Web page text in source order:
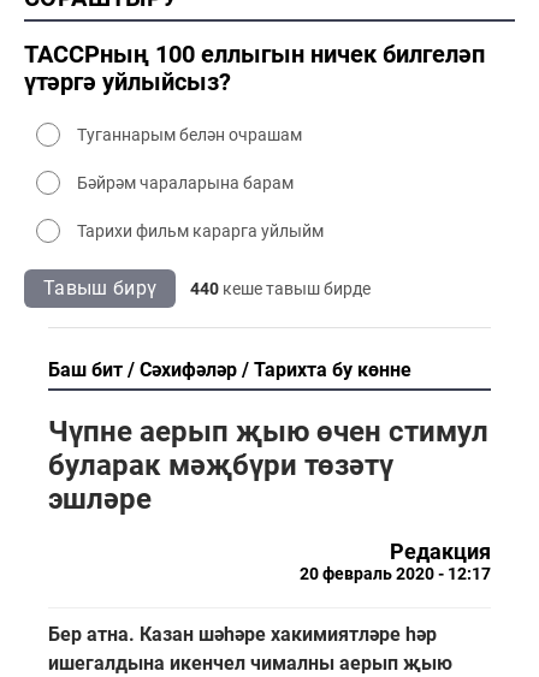
2000 мәдәният
ТАССРның 100 еллыгын ничек билгеләп
үтәргә уйлыйсыз?
Туганнарым белән очрашам
Бәйрәм чараларына барам
Тарихи фильм карарга уйлыйм
Тавыш бирү 440 кеше тавыш бирде
Баш бит Сәхифәләр Тарихта бу көнне
Чүпне аерып җыю өчен стимул
буларак мәҗбүри төзәтү
эшләре
Редакция
20 февраль 2020 - 12:17
Бер атна. Казан шәһәре хакимиятләре һәр
ишегалдына икенчел чималны аерып җыю